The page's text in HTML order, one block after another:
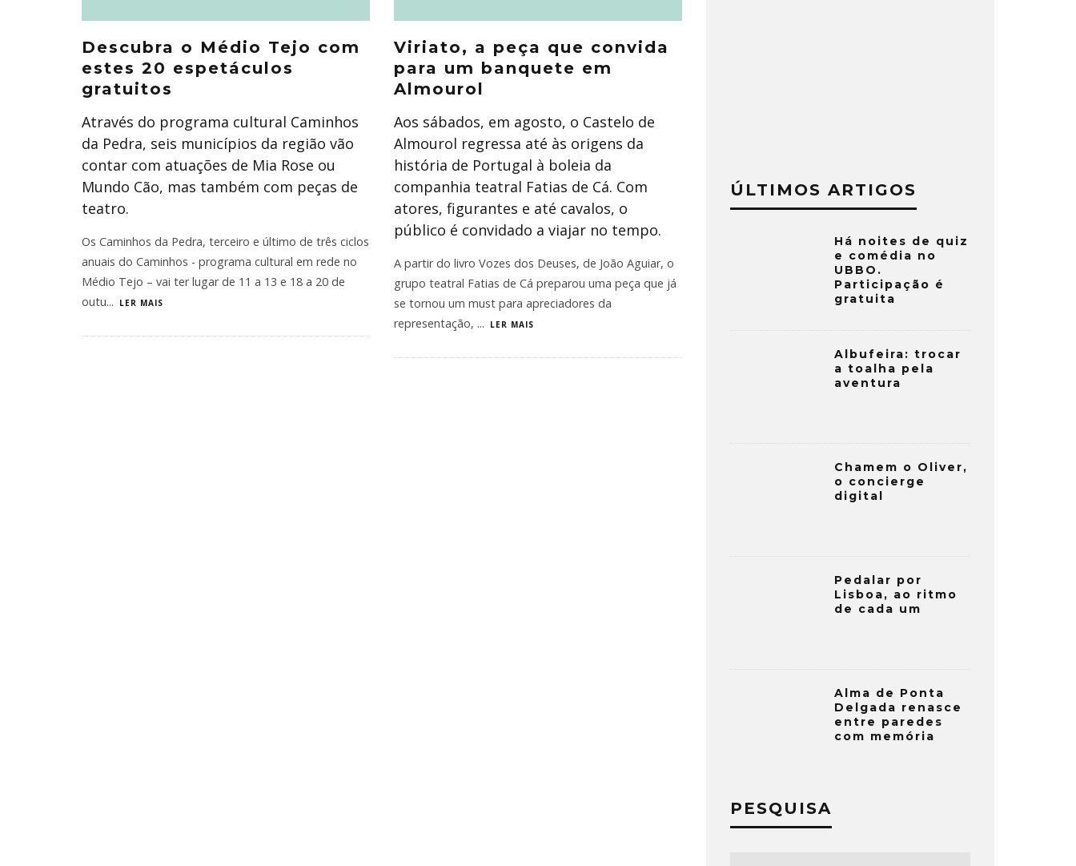
Descubra o Médio Tejo com
estes 20 espetáculos
gratuitos
Através do programa cultural Caminhos
da Pedra, seis municípios da região vão
contar com atuações de Mia Rose ou
Mundo Cão, mas também com peças de
teatro.
Os Caminhos da Pedra, terceiro e último de três ciclos
anuais do Caminhos - programa cultural em rede no
Médio Tejo – vai ter lugar de 11 a 13 e 18 a 20 de
outu... LER MAIS
​Viriato, a peça que convida
para um banquete em
Almourol
Aos sábados, em agosto, o Castelo de
Almourol regressa até às origens da
história de Portugal à boleia da
companhia teatral Fatias de Cá. Com
atores, figurantes e até cavalos, o
público é convidado a viajar no tempo.
A partir do livro Vozes dos Deuses, de João Aguiar, o
grupo teatral Fatias de Cá preparou uma peça que já
se tornou um must para apreciadores da
representação, ... LER MAIS
ÚLTIMOS ARTIGOS
Há noites de quiz
e comédia no
UBBO.
Participação é
gratuita
Albufeira: trocar
a toalha pela
aventura
Chamem o Oliver,
o concierge
digital
Pedalar por
Lisboa, ao ritmo
de cada um
Alma de Ponta
Delgada renasce
entre paredes
com memória
PESQUISA